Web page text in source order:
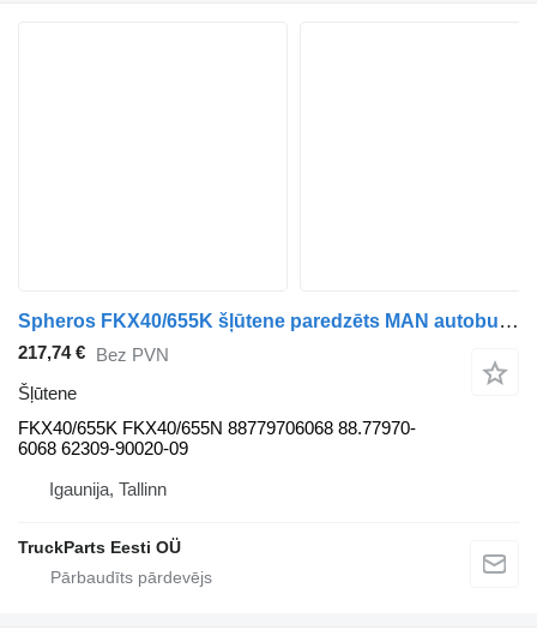
Spheros FKX40/655K šļūtene paredzēts MAN autobusa
217,74 € Bez PVN
Šļūtene
FKX40/655K FKX40/655N 88779706068 88.77970-
6068 62309-90020-09
Igaunija, Tallinn
TruckParts Eesti OÜ